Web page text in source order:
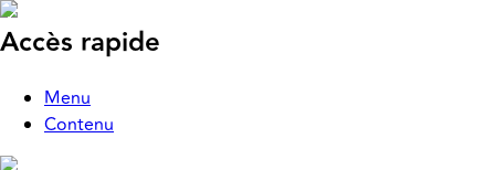
Accès rapide
Menu
Contenu